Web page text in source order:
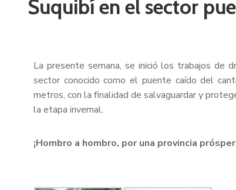
Suquibí en el sector
La presente semana, se inició los trabajos de
sector conocido como el puente caído del
metros, con la finalidad de salvaguardar y
la etapa invernal.
¡Hombro a hombro, por una provincia